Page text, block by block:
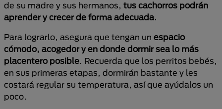
de su madre y sus hermanos, tus cachorros podrán
aprender y crecer de forma adecuada.
Para lograrlo, asegura que tengan un espacio
cómodo, acogedor y en donde dormir sea lo más
placentero posible. Recuerda que los perritos bebés,
en sus primeras etapas, dormirán bastante y les
costará regular su temperatura, así que ayúdalos un
poco.